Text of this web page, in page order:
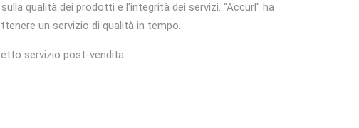
qualità dei prodotti e l'integrità dei servizi. "Accurl" ha
un servizio di qualità in tempo.
servizio post-vendita.